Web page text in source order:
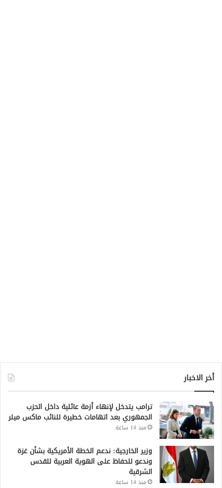
أخر الاخبار
ترامب يتدخل لإنهاء أزمة عائلية داخل الحزب
الجمهوري بعد اتهامات خطيرة للنائب ماكس ميلر
منذ 14 ساعة
وزير الخارجية: ندعم الخطة الأمريكية بشأن غزة
وندعو للحفاظ على الهوية العربية للقدس
الشرقية
منذ 14 ساعة